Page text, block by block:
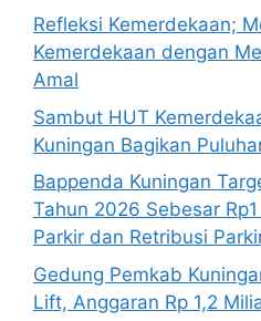
Refleksi Kemerdekaan;
Kemerdekaan dengan
Amal
Sambut HUT
Kuningan Bagikan
Bappenda Kuningan
Tahun 2026 Sebesar
Parkir dan Retribusi
Gedung Pemkab
Lift, Anggaran Rp 1,2